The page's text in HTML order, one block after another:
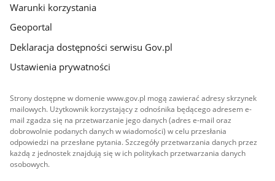
Warunki korzystania
Geoportal
Deklaracja dostępności serwisu Gov.pl
Ustawienia prywatności
Strony dostępne w domenie www.gov.pl mogą zawierać adresy skrzynek
mailowych. Użytkownik korzystający z odnośnika będącego adresem e-
mail zgadza się na przetwarzanie jego danych (adres e-mail oraz
dobrowolnie podanych danych w wiadomości) w celu przesłania
odpowiedzi na przesłane pytania. Szczegóły przetwarzania danych przez
każdą z jednostek znajdują się w ich politykach przetwarzania danych
osobowych.